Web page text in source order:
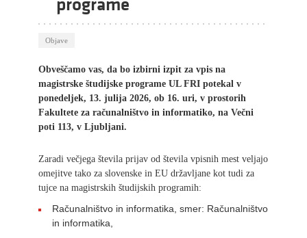
Objave
Obveščamo vas, da bo izbirni izpit za vpis na
magistrske študijske programe UL FRI potekal v
ponedeljek, 13. julija 2026, ob 16. uri, v prostorih
Fakultete za računalništvo in informatiko, na Večni
poti 113, v Ljubljani.
Zaradi večjega števila prijav od števila vpisnih mest veljajo
omejitve tako za slovenske in EU državljane kot tudi za
tujce na magistrskih študijskih programih:
Računalništvo in informatika, smer: Računalništvo
in informatika,